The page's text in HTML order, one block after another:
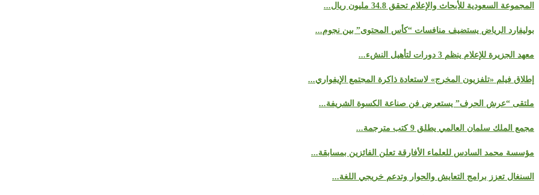
المجموعة السعودية للأبحاث والإعلام تحقق 34.8 مليون ريال...
بوليفارد الرياض يستضيف منافسات “كأس المحتوى” بين نجوم...
معهد الجزيرة للإعلام ينظم 3 دورات لتأهيل النشء...
إطلاق فيلم «تلفزيون المخرج» لاستعادة ذاكرة المجتمع الإيفواري...
ملتقى “عرش الحرف” يستعرض فن صناعة الكسوة الشريفة...
مجمع الملك سلمان العالمي يطلق 9 كتب مترجمة...
مؤسسة محمد السادس للعلماء الأفارقة تعلن الفائزين بمسابقة...
السنغال تعزز برامج التعايش والحوار وتدعم خريجي اللغة...